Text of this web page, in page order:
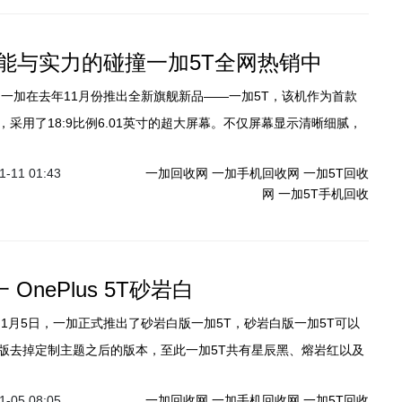
与实力的碰撞一加5T全网热销中
加在去年11月份推出全新旗舰新品——一加5T，该机作为首款
采用了18:9比例6.01英寸的超大屏幕。不仅屏幕显示清晰细腻，
1月9日）在京东及其官网首发开卖，售价3499元。据悉，该机早
百万级预约量，同时在京东的好评率也是100％，相信这款配色
11 01:43 一加回收网 一加手机回收网 一加5T回收
网 一加5T手机回收
OnePlus 5T砂岩白
月5日，一加正式推出了砂岩白版一加5T，砂岩白版一加5T可以
去掉定制主题之后的版本，至此一加5T共有星辰黑、熔岩红以及